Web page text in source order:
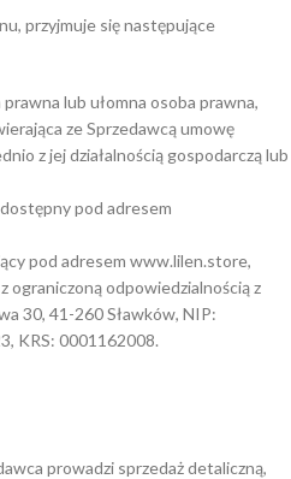
przyjmuje się następujące
lub ułomna osoba prawna,
ze Sprzedawcą umowę
z jej działalnością gospodarczą lub
pod adresem
pod adresem www.lilen.store,
ograniczoną odpowiedzialnością z
30, 41-260 Sławków, NIP:
KRS: 0001162008.
prowadzi sprzedaż detaliczną,